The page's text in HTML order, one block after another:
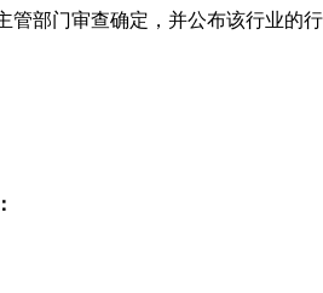
管部门审查确定，并公布该行业的行